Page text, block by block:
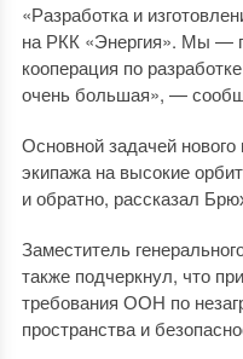
«Разработка и
на РКК «Энергия». Мы —
кооперация по
очень большая», —
Основной задачей нового
экипажа на высокие
и обратно, рассказал
Заместитель
также подчеркнул, что
требования ООН по
пространства и